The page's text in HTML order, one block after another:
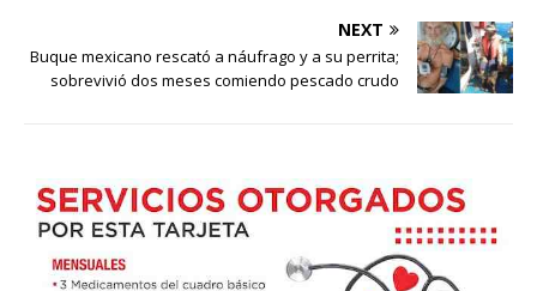
NEXT
Buque mexicano rescató a náufrago y a su perrita;
sobrevivió dos meses comiendo pescado crudo